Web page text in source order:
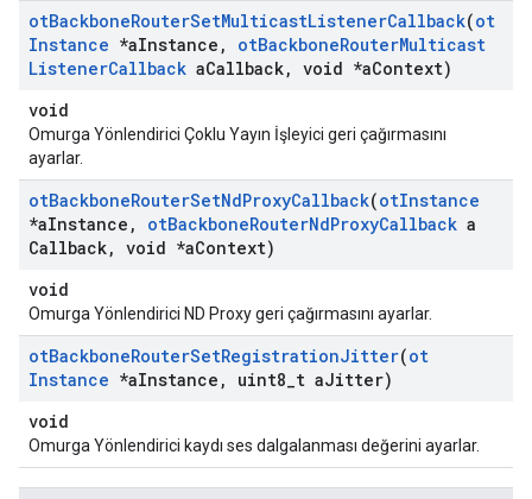
otBackboneRouterSetMulticastListenerCallback(ot
Instance *aInstance , otBackboneRouterMulticast
ListenerCallback aCallback, void *aContext)
void
Omurga Yönlendirici Çoklu Yayın İşleyici geri çağırmasını
ayarlar.
otBackboneRouterSetNdProxyCallback(otInstance
*aInstance , otBackboneRouterNdProxyCallback a
Callback, void *aContext)
void
Omurga Yönlendirici ND Proxy geri çağırmasını ayarlar.
otBackboneRouterSetRegistrationJitter(ot
Instance *aInstance , uint8 t aJitter)
void
Omurga Yönlendirici kaydı ses dalgalanması değerini ayarlar.